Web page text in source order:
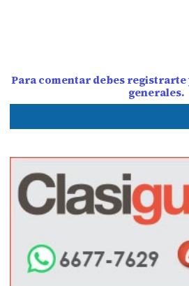
Para comentar debes
generales.